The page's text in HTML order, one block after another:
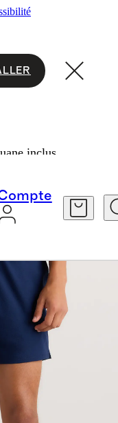
inclus.